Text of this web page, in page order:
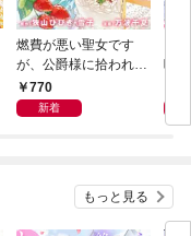
燃費が悪い聖女です
が、公爵様に拾われて
幸せです！（ごはん的
に♪）（コミック） 1
770
新着
呼
し
もっと見る